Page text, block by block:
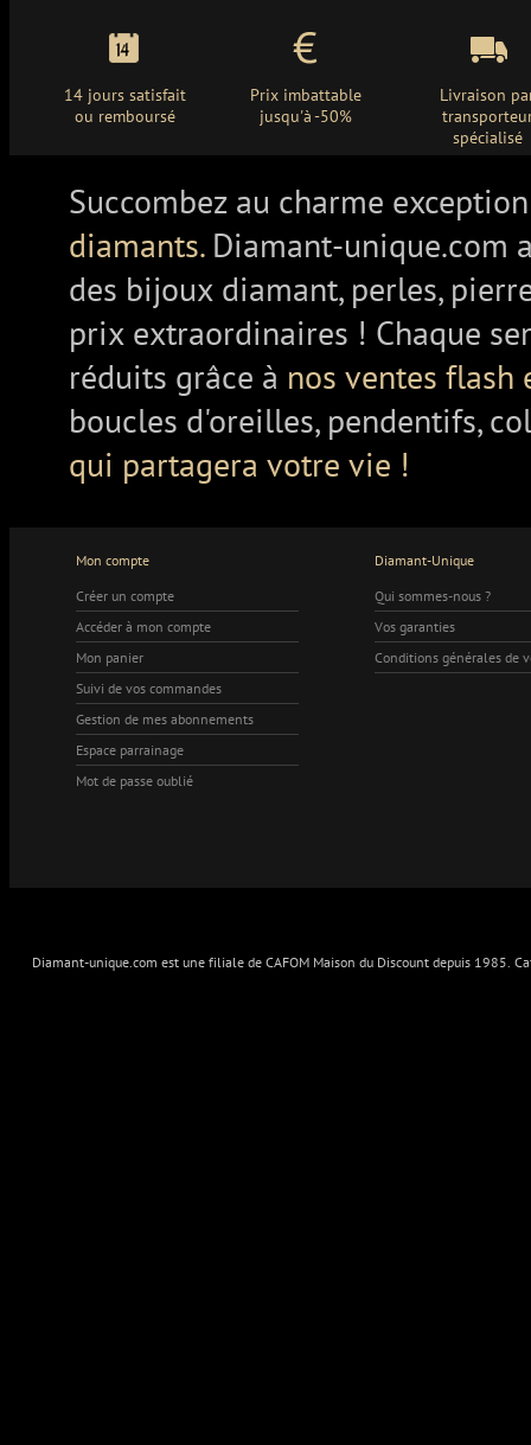
14 jours satisfait
ou remboursé
Prix imbattable
jusqu'à -50%
Livraison
spécialisé
Succombez au charme
diamants. Diamant-unique.com
des bijoux diamant, perles,
prix extraordinaires ! Chaque
réduits grâce à nos ventes
boucles d'oreilles, pendentifs,
qui partagera votre vie !
Mon compte
Créer un compte
Accéder à mon compte
Mon panier
Suivi de vos commandes
Gestion de mes abonnements
Espace parrainage
Mot de passe oublié
Diamant-Unique
Qui sommes-nous ?
Vos garanties
Conditions générales de
Diamant-unique.com est une filiale de CAFOM Maison du Discount depuis 1985.